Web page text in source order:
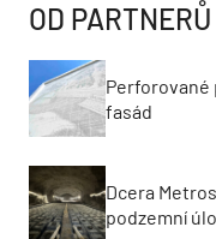
OD
Perforované
fasád
Dcera
podzemní